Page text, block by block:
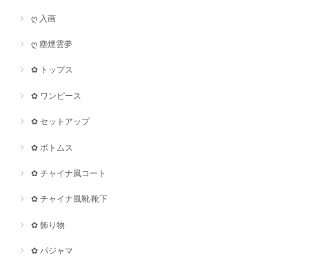
ღ 入画
ღ 塵煙雲夢
✿ トップス
✿ ワンピース
✿ セットアップ
✿ ボトムス
✿ チャイナ風コート
✿ チャイナ風靴·靴下
✿ 飾り物
✿ パジャマ